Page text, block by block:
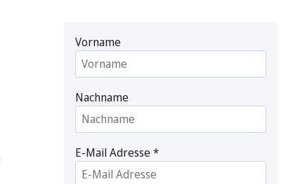
Vorname
Nachname
E-Mail Adresse*